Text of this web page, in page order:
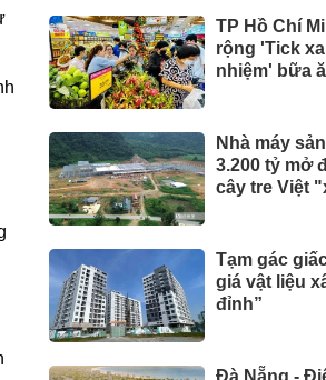
TP Hồ Chí
rộng 'Tick
nhiệm' bữa
Nhà máy
3.200 tỷ mở
cây tre Việt
Tạm gác
giá vật liệu
đỉnh”
Đà Nẵng -